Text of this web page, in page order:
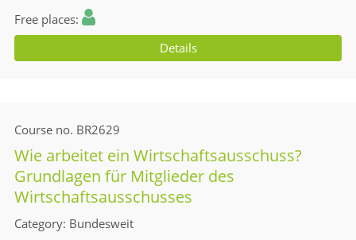
Free places
Details
Course no. BR2629
Wie arbeitet ein Wirtschaftsausschuss?
Grundlagen für Mitglieder des
Wirtschaftsausschusses
Category Bundesweit